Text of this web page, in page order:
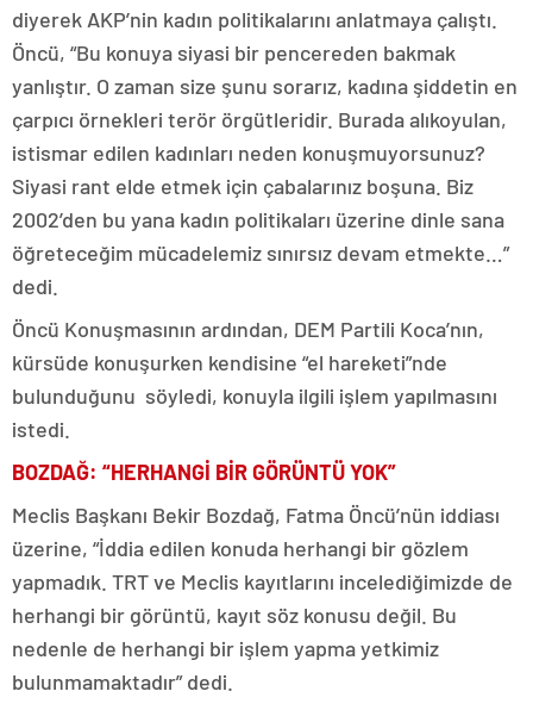
diyerek AKP’nin kadın politikalarını anlatmaya çalıştı.
Öncü, “Bu konuya siyasi bir pencereden bakmak
yanlıştır. O zaman size şunu sorarız, kadına şiddetin en
çarpıcı örnekleri terör örgütleridir. Burada alıkoyulan,
istismar edilen kadınları neden konuşmuyorsunuz?
Siyasi rant elde etmek için çabalarınız boşuna. Biz
2002’den bu yana kadın politikaları üzerine dinle sana
öğreteceğim mücadelemiz sınırsız devam etmekte…”
dedi.
Öncü Konuşmasının ardından, DEM Partili Koca’nın,
kürsüde konuşurken kendisine “el hareketi”nde
bulunduğunu söyledi, konuyla ilgili işlem yapılmasını
istedi.
BOZDAĞ: “HERHANGİ BİR GÖRÜNTÜ YOK”
Meclis Başkanı Bekir Bozdağ, Fatma Öncü’nün iddiası
üzerine, “İddia edilen konuda herhangi bir gözlem
yapmadık. TRT ve Meclis kayıtlarını incelediğimizde de
herhangi bir görüntü, kayıt söz konusu değil. Bu
nedenle de herhangi bir işlem yapma yetkimiz
bulunmamaktadır” dedi.